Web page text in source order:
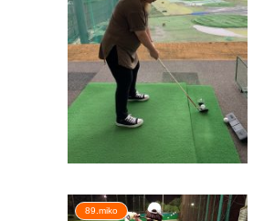
89.miko